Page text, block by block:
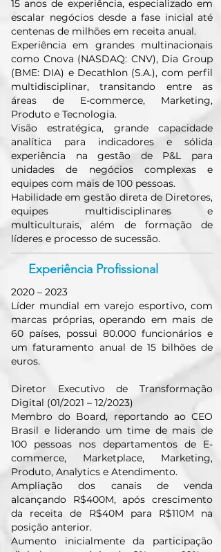
15 anos de experiência, especializado em
escalar negócios desde a fase inicial até
centenas de milhões em receita anual.
Experiência em grandes multinacionais
como Cnova (NASDAQ: CNV), Dia Group
(BME: DIA) e Decathlon (S.A.), com perfil
multidisciplinar, transitando entre as
áreas de E-commerce, Marketing,
Produto e Tecnologia.
Visão estratégica, grande capacidade
analítica para indicadores e sólida
experiência na gestão de P&L para
unidades de negócios complexas e
equipes com mais de 100 pessoas.
Habilidade em gestão direta de Diretores,
equipes multidisciplinares e
multiculturais, além de formação de
líderes e processo de sucessão.
Experiência Profissional
2020 – 2023
Líder mundial em varejo esportivo, com
marcas próprias, operando em mais de
60 países, possui 80.000 funcionários e
um faturamento anual de 15 bilhões de
euros.
Diretor Executivo de Transformação
Digital (01/2021 – 12/2023)
Membro do Board, reportando ao CEO
Brasil e liderando um time de mais de
100 pessoas nos departamentos de E-
commerce, Marketplace, Marketing,
Produto, Analytics e Atendimento.
Ampliação dos canais de venda
alcançando R$400M, após crescimento
da receita de R$40M para R$110M na
posição anterior.
Aumento inicialmente da participação